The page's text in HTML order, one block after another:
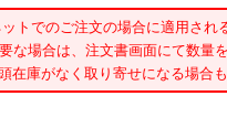
トでのご注文の場合に適用され
な場合は、注文書画面にて数量
在庫がなく取り寄せになる場合も